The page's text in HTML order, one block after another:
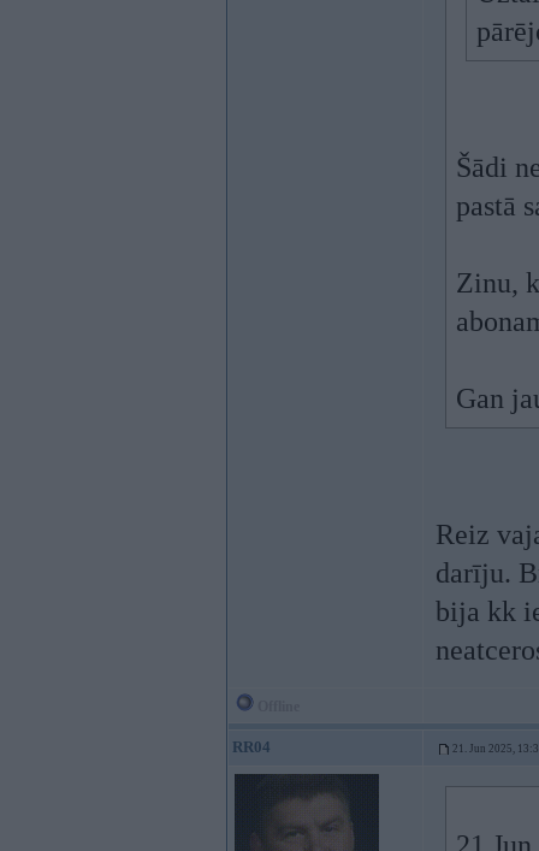
Šādi
pastā
Zinu,
Gan
Reiz
darīju.
bija kk
RR04 21. Jun 2025,